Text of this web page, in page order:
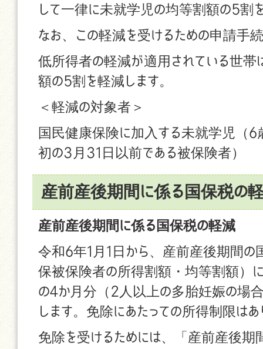
して一律に未就学児の均等割額の5割
なお、この軽減を受けるための申請手
低所得者の軽減が適用されている世
額の5割を軽減します。
＜軽減の対象者＞
国民健康保険に加入する未就学児（6
初の3月31日以前である被保険者）
産前産後期間に係る国保税の
産前産後期間に係る国保税の軽減
令和6年1月1日から、産前産後期間の
保被保険者の所得割額・均等割額）
の4か月分（2人以上の多胎妊娠の場
します。免除にあたっての所得制限はあ
免除を受けるためには、「産前産後期